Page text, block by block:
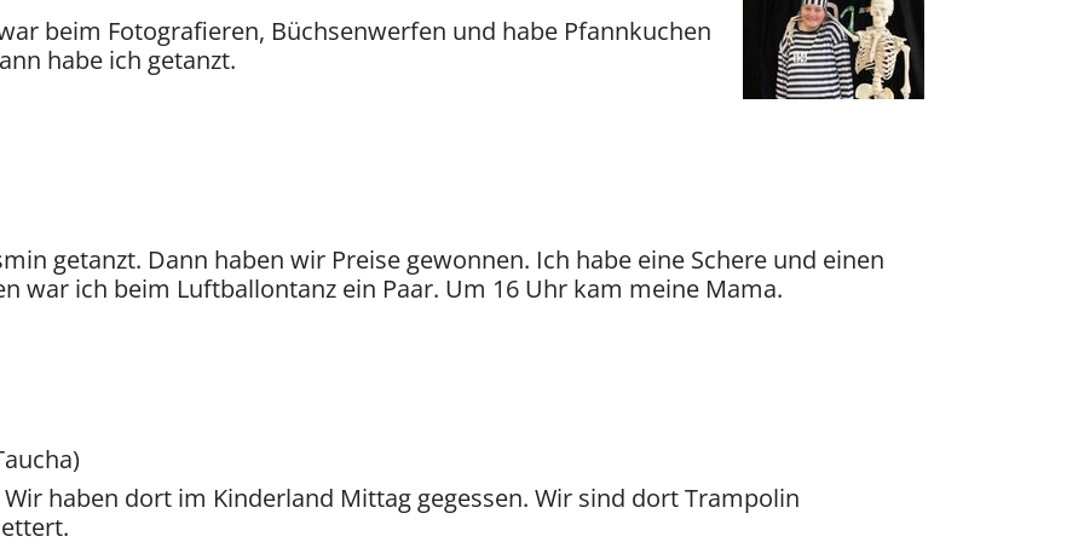
beim Fotografieren, Büchsenwerfen und habe Pfannkuchen
habe ich getanzt.
getanzt. Dann haben wir Preise gewonnen. Ich habe eine Schere und einen
war ich beim Luftballontanz ein Paar. Um 16 Uhr kam meine Mama.
haben dort im Kinderland Mittag gegessen. Wir sind dort Trampolin